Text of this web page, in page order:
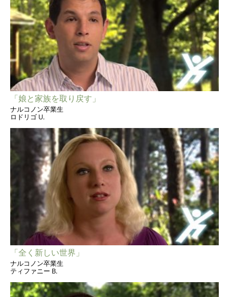
「娘と家族を取り戻す」
ナルコノン卒業生
ロドリゴ U.
「全く新しい世界」
ナルコノン卒業生
ティファニー B.